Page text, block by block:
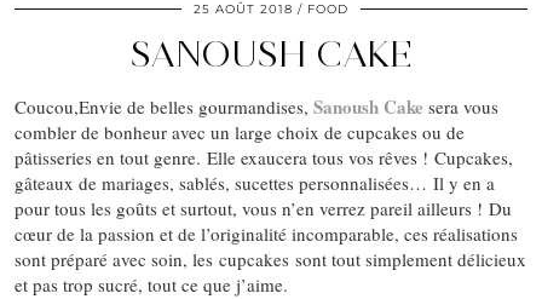
25 AOÛT 2018 FOOD
SANOUSH CAKE
Coucou,Envie de belles gourmandises, Sanoush Cake sera vous
combler de bonheur avec un large choix de cupcakes ou de
pâtisseries en tout genre. Elle exaucera tous vos rêves ! Cupcakes,
gâteaux de mariages, sablés, sucettes personnalisées… Il y en a
pour tous les goûts et surtout, vous n’en verrez pareil ailleurs ! Du
cœur de la passion et de l’originalité incomparable, ces réalisations
sont préparé avec soin, les cupcakes sont tout simplement délicieux
et pas trop sucré, tout ce que j’aime.